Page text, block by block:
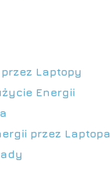
Laptopy
Energii
przez Laptopa